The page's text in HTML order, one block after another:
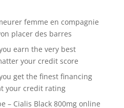
femme en compagnie
placer des barres
earn the very best
your credit score
get the finest financing
your credit rating
– Cialis Black 800mg online